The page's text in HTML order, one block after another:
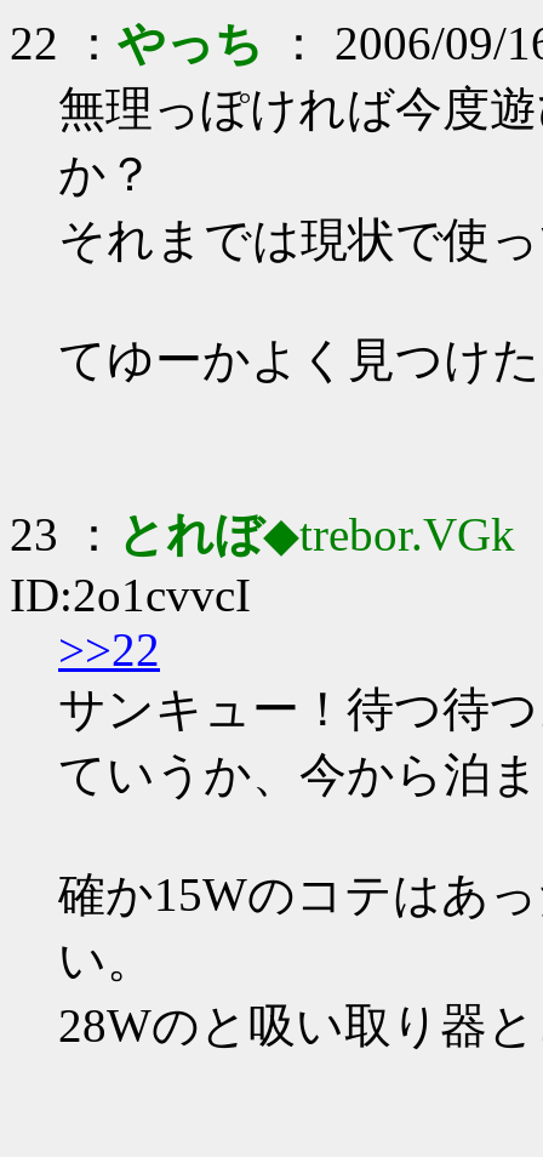
22 ： やっち ： 2006/09/
無理っぽければ今度
か？
それまでは現状で使
てゆーかよく見つけ
23 ： とれぼ◆trebor.VGk
ID:2o1cvvcI
>>22
サンキュー！待つ待
ていうか、今から泊
確か15Wのコテはあ
い。
28Wのと吸い取り器